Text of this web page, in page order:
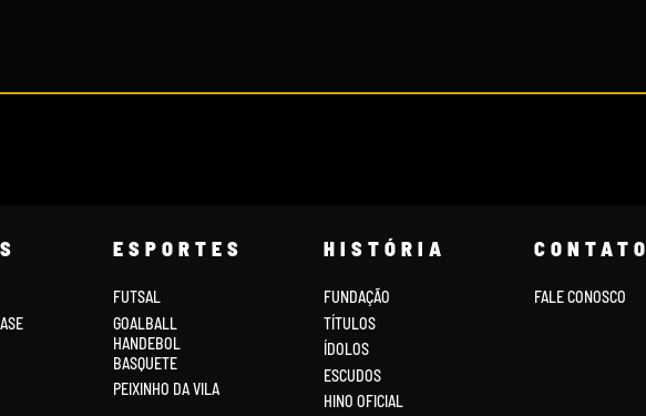
ESPORTES
FUTSAL
GOALBALL
HANDEBOL
BASQUETE
PEIXINHO DA VILA
HISTÓRIA
FUNDAÇÃO
TÍTULOS
ÍDOLOS
ESCUDOS
HINO OFICIAL
CONTATO
FALE CONOSCO